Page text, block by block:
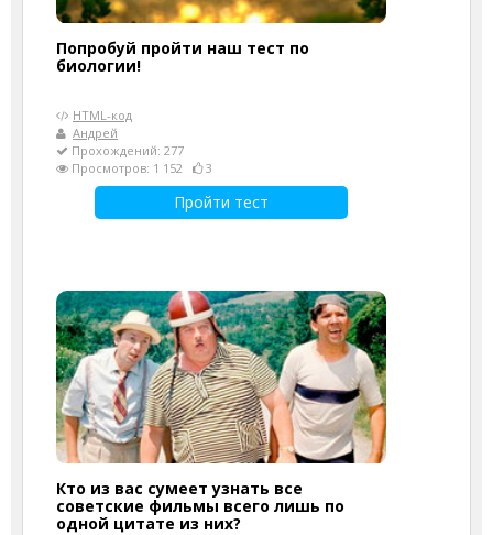
Попробуй пройти наш тест по
биологии!
HTML-код
Андрей
Прохождений: 277
Просмотров: 1 152
3
Пройти тест
Кто из вас сумеет узнать все
советские фильмы всего лишь по
одной цитате из них?